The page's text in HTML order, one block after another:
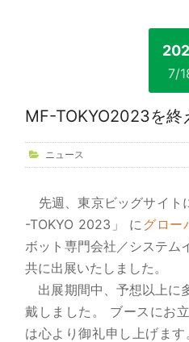
7/
MF-TOKYO2023を終
ニュース
先週、東京ビッグサイト
-TOKYO 2023」 に グロー
ボット専門会社／システム
共に出展いたしました。
出展期間中、予想以上に
戴しました。 ブースにお
は心より御礼申し上げま